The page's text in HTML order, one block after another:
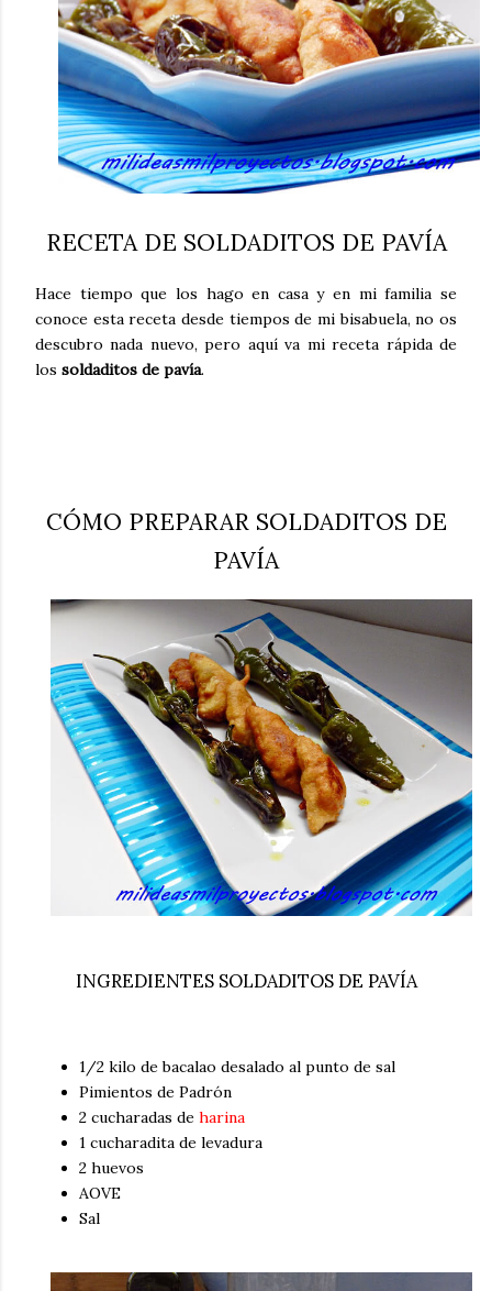
RECETA DE SOLDADITOS DE PAVÍA
Hace tiempo que los hago en casa y en mi familia se
conoce esta receta desde tiempos de mi bisabuela, no os
descubro nada nuevo, pero aquí va mi receta rápida de
los soldaditos de pavía.
CÓMO PREPARAR SOLDADITOS DE
PAVÍA
INGREDIENTES SOLDADITOS DE PAVÍA
1/2 kilo de bacalao desalado al punto de sal
Pimientos de Padrón
2 cucharadas de harina
1 cucharadita de levadura
2 huevos
AOVE
Sal